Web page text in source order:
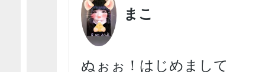
まこ
ぬぉぉ！はじめまして